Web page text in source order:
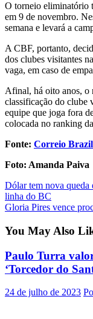
O torneio eliminatório
em 9 de novembro.
semana e levará a
A CBF, portanto,
dos clubes visitantes
vaga, em caso de
Afinal, há oito anos, o
classificação do clube
equipe que joga fora
colocada no ranking
Fonte: Correio
Foto: Amanda Paiva
Post
navigation
Dólar tem nova queda
linha do BC
Gloria Pires vence
You May Also
Paulo Turra
‘Torcedor do
24 de julho de 2023